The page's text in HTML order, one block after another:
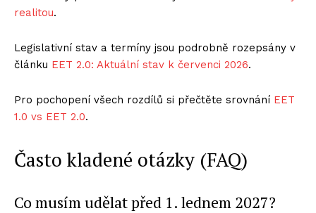
realitou.
Legislativní stav a termíny jsou podrobně rozepsány v
článku EET 2.0: Aktuální stav k červenci 2026.
Pro pochopení všech rozdílů si přečtěte srovnání EET
1.0 vs EET 2.0.
Často kladené otázky (FAQ)
Co musím udělat před 1. lednem 2027?